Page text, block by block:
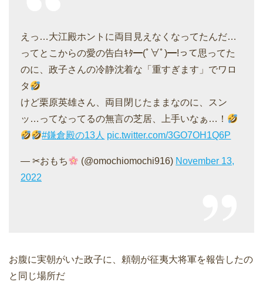
えっ…大江殿ホントに両目見えなくなってたんだ…
ってとこからの愛の告白ｷﾀ━(ﾟ∀ﾟ)━!って思ってた
のに、政子さんの冷静沈着な「重すぎます」でワロ
タ
けど栗原英雄さん、両目閉じたままなのに、スン
ッ…ってなってるの無言の芝居、上手いなぁ…！
#鎌倉殿の13人 pic.twitter.com/3GO7OH1Q6P
— ✂おもち (@omochiomochi916) November 13,
2022
お腹に実朝がいた政子に、頼朝が征夷大将軍を報告したの
と同じ場所だ